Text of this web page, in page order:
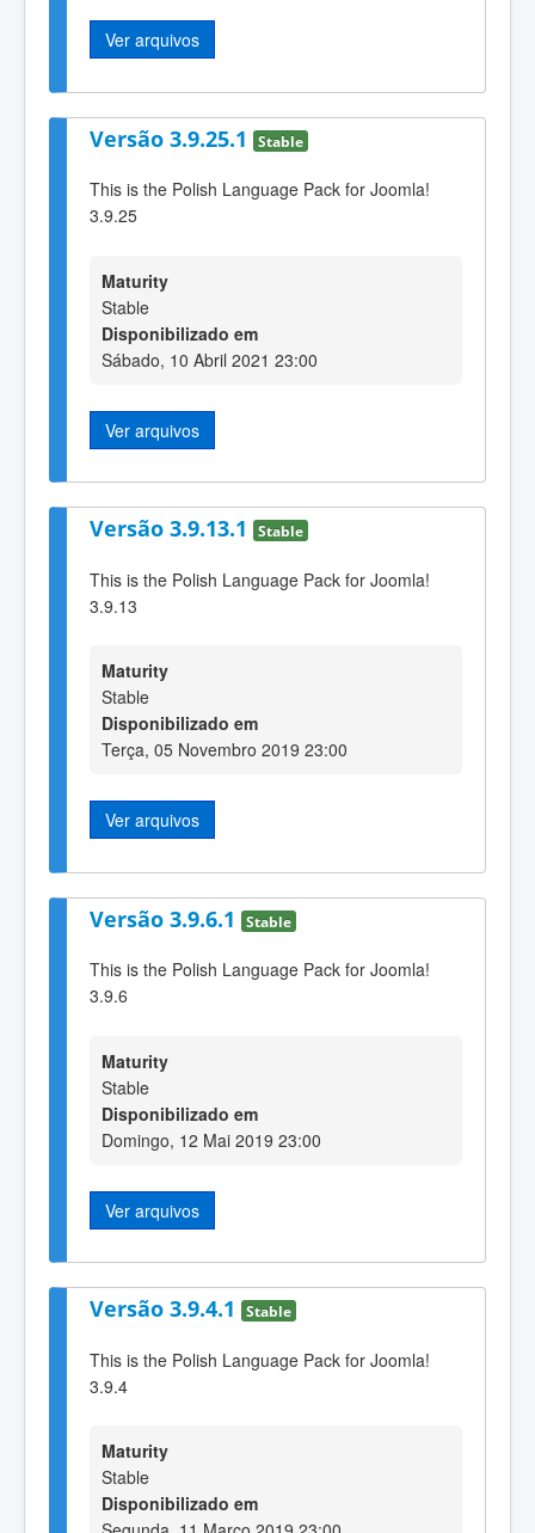
Ver arquivos
Versão 3.9.25.1 Stable
This is the Polish Language Pack for Joomla!
3.9.25
Maturity
Stable
Disponibilizado em
Sábado, 10 Abril 2021 23:00
Ver arquivos
Versão 3.9.13.1 Stable
This is the Polish Language Pack for Joomla!
3.9.13
Maturity
Stable
Disponibilizado em
Terça, 05 Novembro 2019 23:00
Ver arquivos
Versão 3.9.6.1 Stable
This is the Polish Language Pack for Joomla!
3.9.6
Maturity
Stable
Disponibilizado em
Domingo, 12 Mai 2019 23:00
Ver arquivos
Versão 3.9.4.1 Stable
This is the Polish Language Pack for Joomla!
3.9.4
Maturity
Stable
Disponibilizado em